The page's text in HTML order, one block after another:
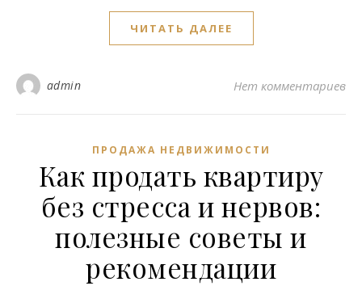
ЧИТАТЬ ДАЛЕЕ
admin Нет комментариев
ПРОДАЖА НЕДВИЖИМОСТИ
Как продать квартиру
без стресса и нервов:
полезные советы и
рекомендации